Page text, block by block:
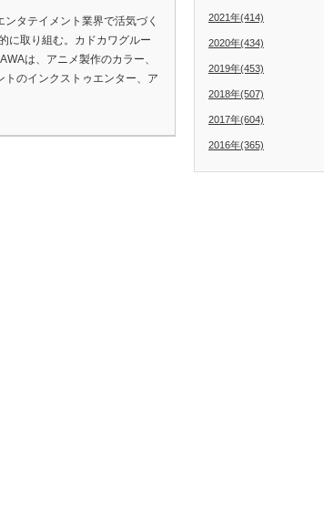
タテイメント業界で活気づく
に取り組む。カドカワグルー
は、アニメ製作のカラー、
トのインクストゥエンター、ア
2021年(414)
2020年(434)
2019年(453)
2018年(507)
2017年(604)
2016年(365)